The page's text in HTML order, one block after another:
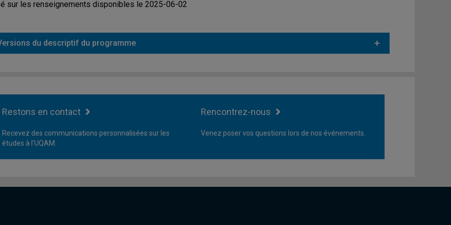
sur les renseignements disponibles le 2025-06-02
du descriptif du programme
Restons en contact
Recevez des communications personnalisées sur les
études à l'UQAM.
Rencontrez-nous
Venez poser vos questions lors de nos événements.